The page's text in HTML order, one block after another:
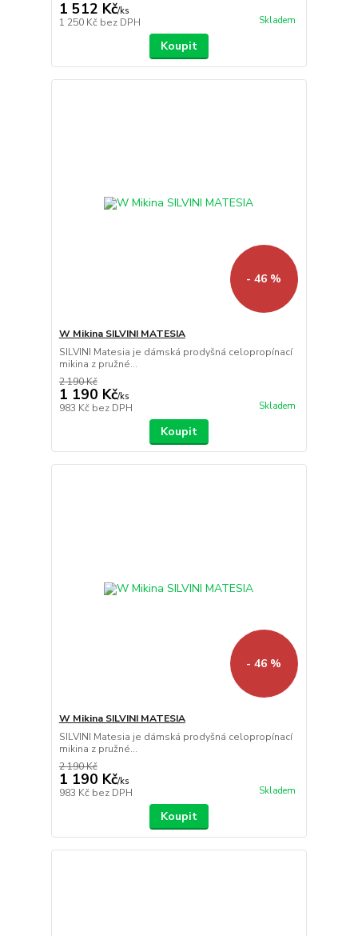
1 512 Kč/ks
1 250 Kč bez DPH Skladem
Koupit
- 46 %
W Mikina SILVINI MATESIA
SILVINI Matesia je dámská prodyšná celopropínací
mikina z pružné...
2 190 Kč
1 190 Kč/ks
983 Kč bez DPH Skladem
Koupit
- 46 %
W Mikina SILVINI MATESIA
SILVINI Matesia je dámská prodyšná celopropínací
mikina z pružné...
2 190 Kč
1 190 Kč/ks
983 Kč bez DPH Skladem
Koupit